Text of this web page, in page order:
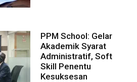
PPM School: Gelar
Akademik Syarat
Administratif, Soft
Skill Penentu
Kesuksesan